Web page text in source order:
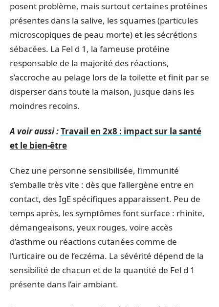
posent problème, mais surtout certaines protéines
présentes dans la salive, les squames (particules
microscopiques de peau morte) et les sécrétions
sébacées. La Fel d 1, la fameuse protéine
responsable de la majorité des réactions,
s’accroche au pelage lors de la toilette et finit par se
disperser dans toute la maison, jusque dans les
moindres recoins.
A voir aussi :Travail en 2x8 : impact sur la santé
et le bien-être
Chez une personne sensibilisée, l’immunité
s’emballe très vite : dès que l’allergène entre en
contact, des IgE spécifiques apparaissent. Peu de
temps après, les symptômes font surface : rhinite,
démangeaisons, yeux rouges, voire accès
d’asthme ou réactions cutanées comme de
l’urticaire ou de l’eczéma. La sévérité dépend de la
sensibilité de chacun et de la quantité de Fel d 1
présente dans l’air ambiant.